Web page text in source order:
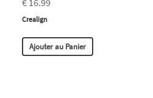
Crealign
Ajouter au Panier